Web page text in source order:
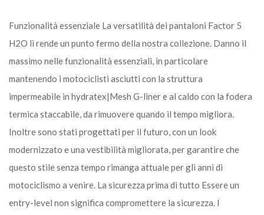
Funzionalità essenziale La versatilità dei pantaloni Factor 5
H2O li rende un punto fermo della nostra collezione. Danno il
massimo nelle funzionalità essenziali, in particolare
mantenendo i motociclisti asciutti con la struttura
impermeabile in hydratex|Mesh G-liner e al caldo con la fodera
termica staccabile, da rimuovere quando il tempo migliora.
Inoltre sono stati progettati per il futuro, con un look
modernizzato e una vestibilità migliorata, per garantire che
questo stile senza tempo rimanga attuale per gli anni di
motociclismo a venire. La sicurezza prima di tutto Essere un
entry-level non significa compromettere la sicurezza. I